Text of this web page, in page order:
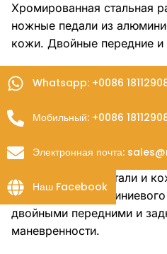
Хромированная стальная
ножные педали из
кожи. Двойные передние и
Кресло-коляска из
Металлический
Маневренность
NL190301B-2это
из углеродистой стали и
педалями из
двойными передними и
маневренности.
Whatsapp: +0086
Мобильный: +0086
Электронная почта:
Наш Facebook